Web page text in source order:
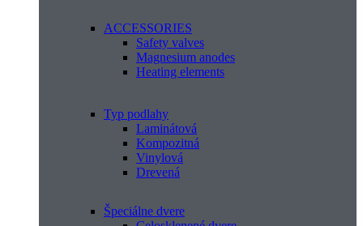
ACCESSORIES
Safety valves
Magnesium anodes
Heating elements
Typ podlahy
Laminátová
Kompozitná
Vinylová
Drevená
Špeciálne dvere